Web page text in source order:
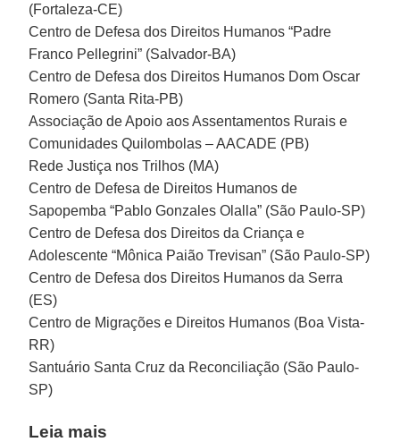
(Fortaleza-CE)
Centro de Defesa dos Direitos Humanos “Padre
Franco Pellegrini” (Salvador-BA)
Centro de Defesa dos Direitos Humanos Dom Oscar
Romero (Santa Rita-PB)
Associação de Apoio aos Assentamentos Rurais e
Comunidades Quilombolas – AACADE (PB)
Rede Justiça nos Trilhos (MA)
Centro de Defesa de Direitos Humanos de
Sapopemba “Pablo Gonzales Olalla” (São Paulo-SP)
Centro de Defesa dos Direitos da Criança e
Adolescente “Mônica Paião Trevisan” (São Paulo-SP)
Centro de Defesa dos Direitos Humanos da Serra
(ES)
Centro de Migrações e Direitos Humanos (Boa Vista-
RR)
Santuário Santa Cruz da Reconciliação (São Paulo-
SP)
Leia mais